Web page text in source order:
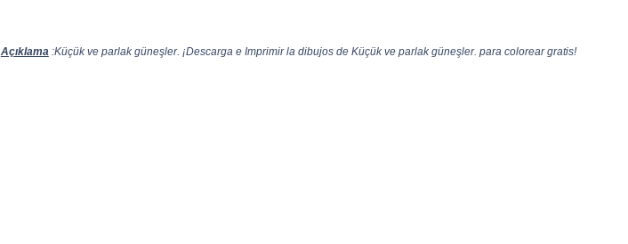
Açıklama:Küçük ve parlak güneşler. ¡Descarga e Imprimir la dibujos de Küçük ve parlak güneşler. para colorear gratis!